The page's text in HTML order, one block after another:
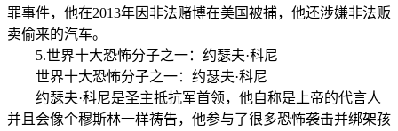
罪事件，他在2013年因非法赌博在美国被捕，他还涉嫌非法贩
卖偷来的汽车。
5.世界十大恐怖分子之一：约瑟夫·科尼
世界十大恐怖分子之一：约瑟夫·科尼
约瑟夫·科尼是圣主抵抗军首领，他自称是上帝的代言人
并且会像个穆斯林一样祷告，他参与了很多恐怖袭击并绑架孩